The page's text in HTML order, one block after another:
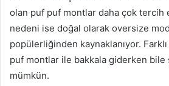
olan puf puf montlar daha çok tercih
nedeni ise doğal olarak oversize
popülerliğinden kaynaklanıyor.
puf montlar ile bakkala giderken bile
mümkün.